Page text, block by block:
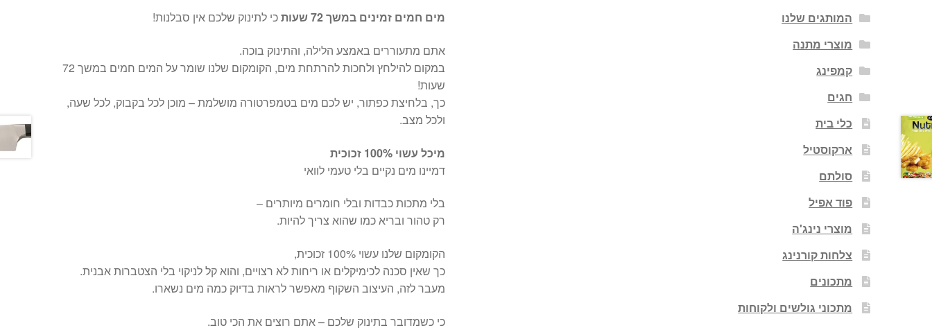
מים חמים זמינים במשך 72 שעות כי לתינוק שלכם אין סבלנות!
אתם מתעוררים באמצע הלילה, והתינוק בוכה.
במקום להילחץ ולחכות להרתחת מים, הקומקום שלנו שומר על המים חמים במשך 72
שעות!
כך, בלחיצת כפתור, יש לכם מים בטמפרטורה מושלמת – מוכן לכל בקבוק, לכל שעה,
ולכל מצב.
מיכל עשוי 100% זכוכית
דמיינו מים נקיים בלי טעמי לוואי
בלי מתכות כבדות ובלי חומרים מיותרים –
רק טהור ובריא כמו שהוא צריך להיות.
הקומקום שלנו עשוי 100% זכוכית,
כך שאין סכנה לכימיקלים או ריחות לא רצויים, והוא קל לניקוי בלי הצטברות אבנית.
מעבר לזה, העיצוב השקוף מאפשר לראות בדיוק כמה מים נשארו.
כי כשמדובר בתינוק שלכם – אתם רוצים את הכי טוב.
המותגים שלנו
מוצרי מתנה
קמפינג
חגים
כלי בית
ארקוסטיל
סולתם
פוד אפיל
מוצרי נינג'ה
צלחות קורנינג
מתכונים
מתכוני גולשים ולקוחות